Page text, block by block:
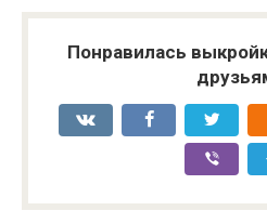
Понравилась